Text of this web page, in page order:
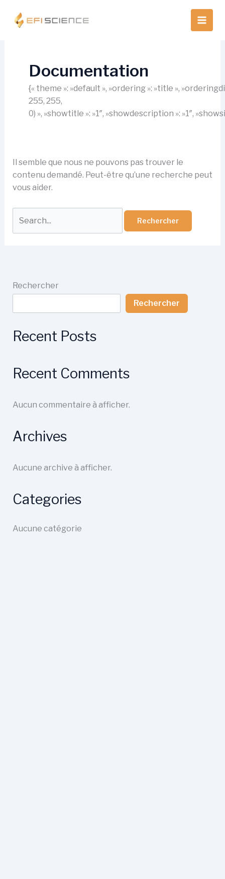
contenu
Documentation
{« theme »: »default », »ordering »: »title »,
255, 255,
0) », »showtitle »: »1″, »showdescription »: »1″,
Il semble que nous ne pouvons pas trouver le
contenu demandé. Peut-être qu’une recherche peut
vous aider.
Rechercher
Rechercher
Recent Posts
Recent Comments
Aucun commentaire à afficher.
Archives
Aucune archive à afficher.
Categories
Aucune catégorie